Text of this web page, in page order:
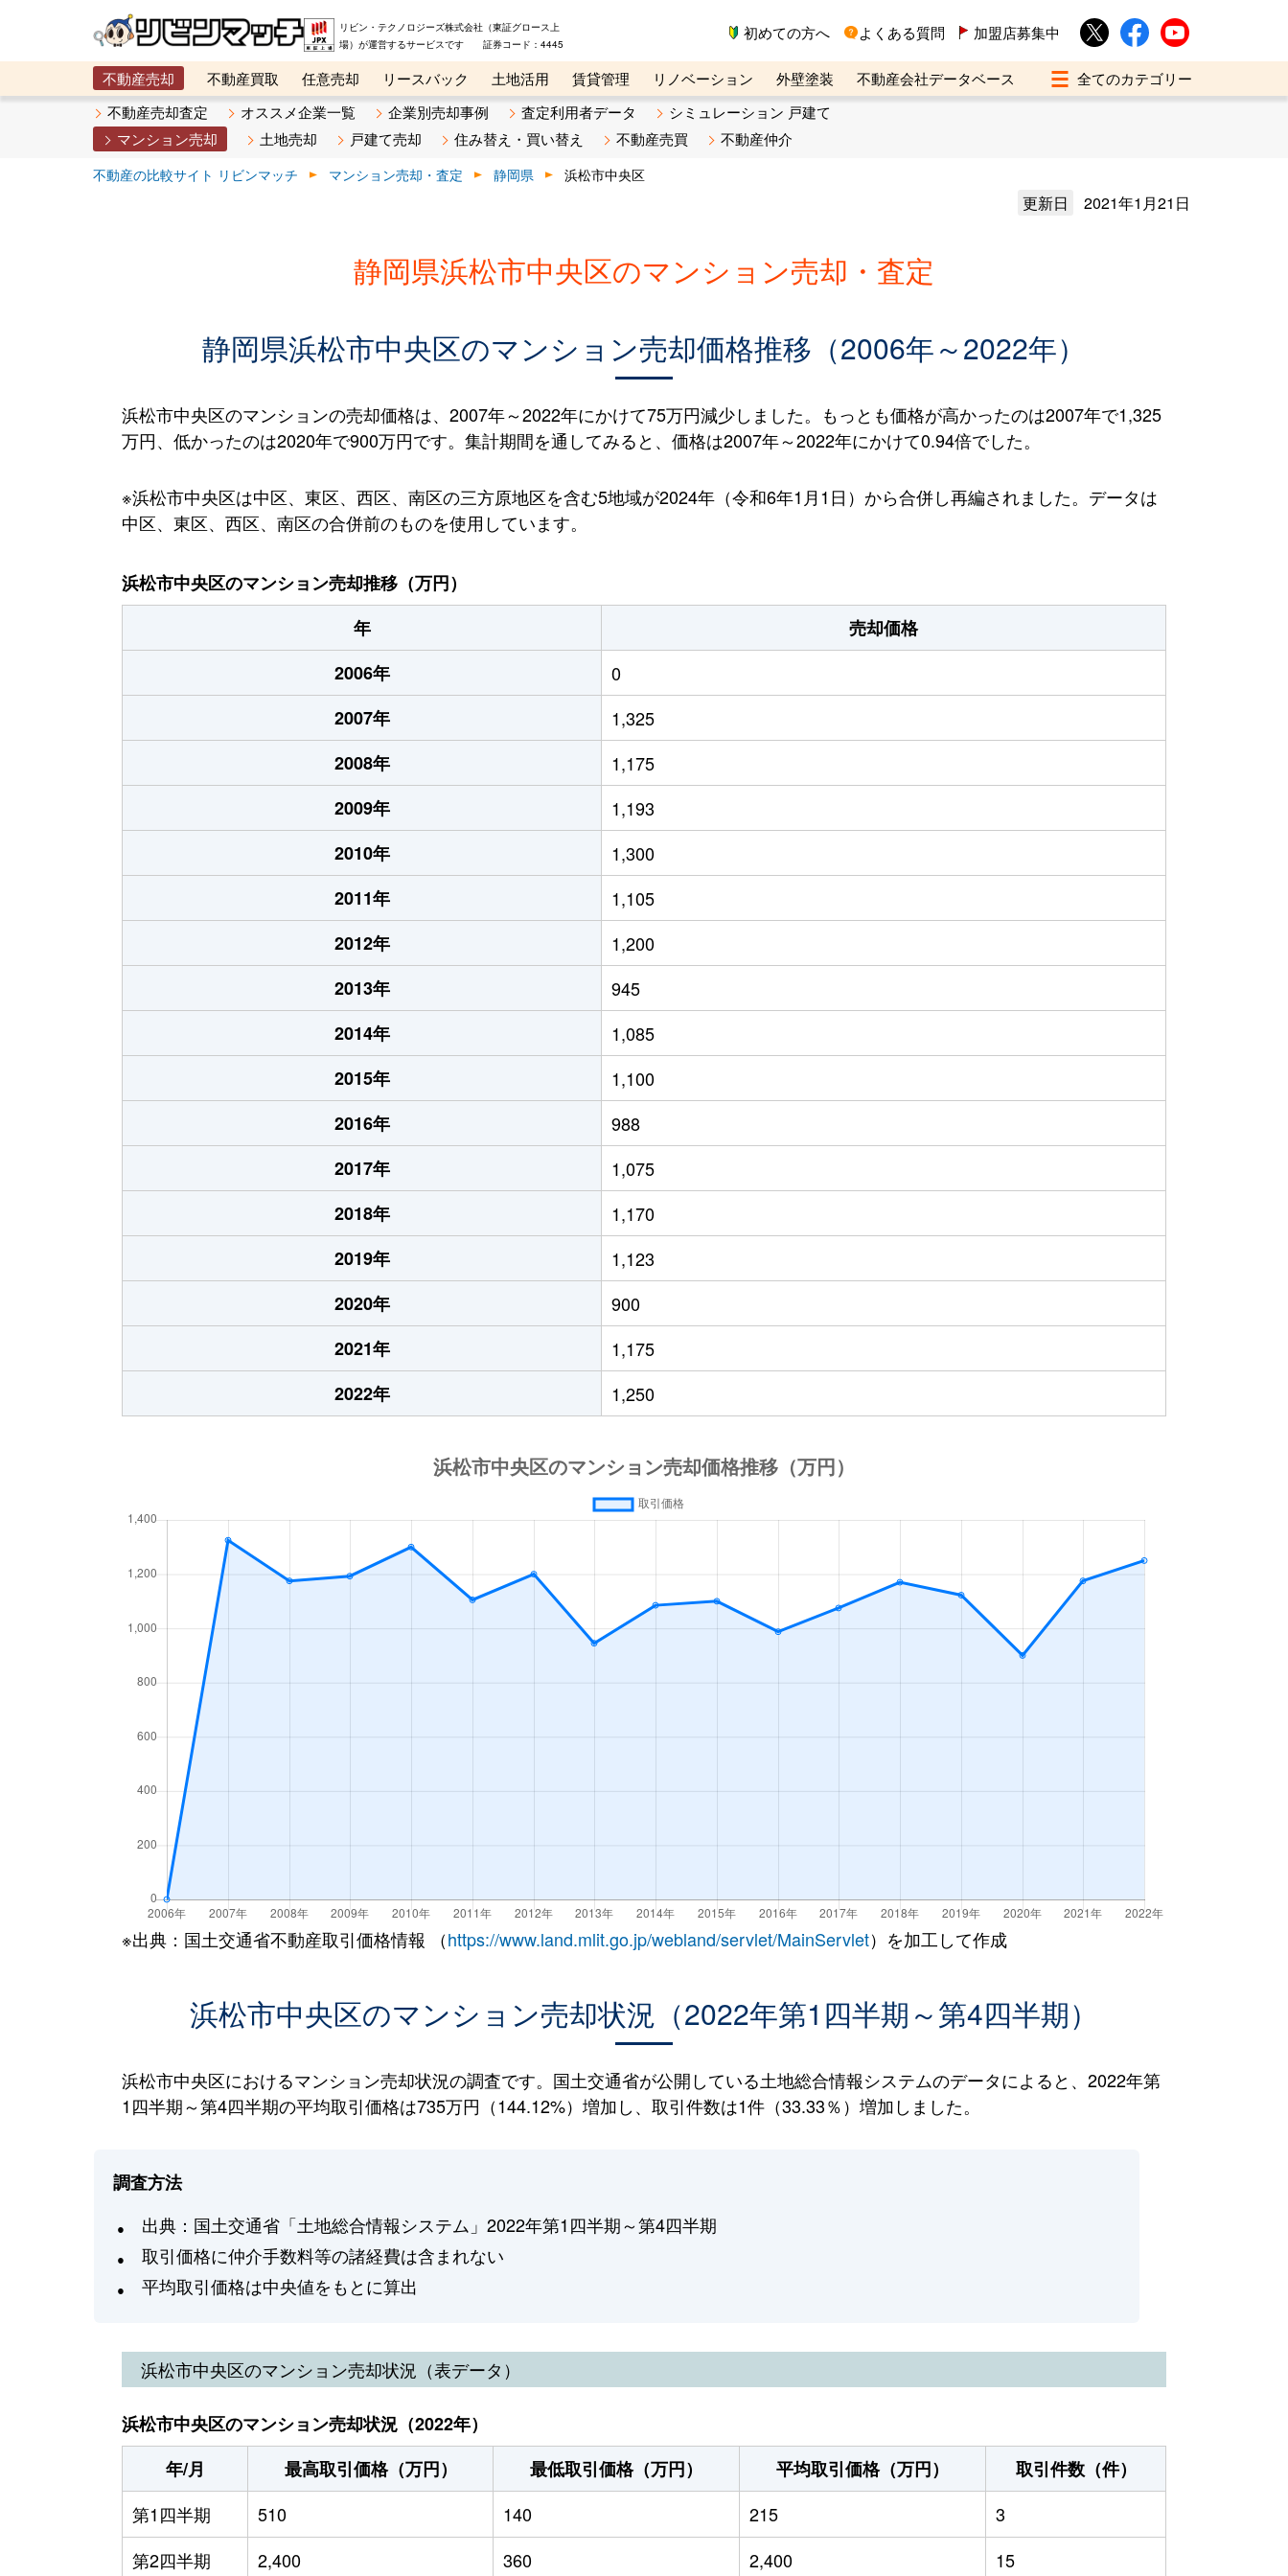
リビン・テクノロジーズ株式会社（東証グロース上
場）が運営するサービスです 証券コード：4445
初めての方へ よくある質問 加盟店募集中
不動産売却 不動産買取 任意売却 リースバック 土地活用 賃貸管理 リノベーション 外壁塗装
不動産会社データベース
メタ住宅展示場
ベスト不動産カンパニー オンライン講座 リビンマガジンBiz 不動産売却ご相談デスク
不動産売却査定 オススメ企業一覧 企業別売却事例 査定利用者データ
シミュレーション 戸建て
マンション売却
土地売却 戸建て売却 住み替え・買い替え 不動産売買 不動産仲介
不動産の比較サイト リビンマッチ マンション売却・査定 静岡県 浜松市中央区
更新日 2021年1月21日
静岡県浜松市中央区のマンション売却・査定
静岡県浜松市中央区のマンション売却価格推移（2006年～2022年）
浜松市中央区のマンションの売却価格は、2007年～2022年にかけて75万円減少しました。もっとも価格が高かったのは2007年で1,325
万円、低かったのは2020年で900万円です。集計期間を通してみると、価格は2007年～2022年にかけて0.94倍でした。
※浜松市中央区は中区、東区、西区、南区の三方原地区を含む5地域が2024年（令和6年1月1日）から合併し再編されました。データは
中区、東区、西区、南区の合併前のものを使用しています。
浜松市中央区のマンション売却推移（万円）
年
売却価格
2006年
0
2007年
1,325
2008年
1,175
2009年
1,193
2010年
1,300
2011年
1,105
2012年
1,200
2013年
945
2014年
1,085
2015年
1,100
2016年
988
2017年
1,075
2018年
1,170
2019年
1,123
2020年
900
2021年
1,175
2022年
1,250
※出典：国土交通省不動産取引価格情報 （https://www.land.mlit.go.jp/webland/servlet/MainServlet）を加工して作成
浜松市中央区のマンション売却状況（2022年第1四半期～第4四半期）
浜松市中央区におけるマンション売却状況の調査です。国土交通省が公開している土地総合情報システムのデータによると、2022年第
1四半期～第4四半期の平均取引価格は735万円（144.12%）増加し、取引件数は1件（33.33％）増加しました。
調査方法
出典：国土交通省「土地総合情報システム」2022年第1四半期～第4四半期
取引価格に仲介手数料等の諸経費は含まれない
平均取引価格は中央値をもとに算出
浜松市中央区のマンション売却状況（表データ）
浜松市中央区のマンション売却状況（2022年）
年/月
最高取引価格（万円） 最低取引価格（万円） 平均取引価格（万円）
取引件数（件）
第1四半期
510 140 215
3
第2四半期
2,400 360 2,400 15